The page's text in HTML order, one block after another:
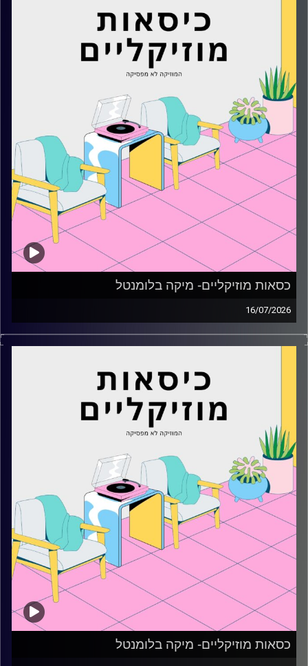
כסאות מוזיקליים- מיקה בלומנטל
16/07/2026
כסאות מוזיקליים עם מיקה בלומנטל
כסאות מוזיקליים- מיקה בלומנטל